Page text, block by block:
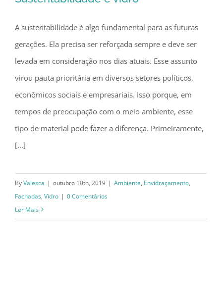
A sustentabilidade é algo fundamental para as futuras
gerações. Ela precisa ser reforçada sempre e deve ser
levada em consideração nos dias atuais. Esse assunto
virou pauta prioritária em diversos setores políticos,
econômicos sociais e empresariais. Isso porque, em
tempos de preocupação com o meio ambiente, esse
tipo de material pode fazer a diferença. Primeiramente,
[...]
ByValesca | outubro 10th, 2019 | Ambiente, Envidraçamento,
Fachadas, Vidro | 0 Comentários
Ler Mais